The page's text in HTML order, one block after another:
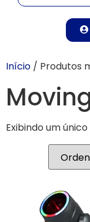
Início / Produtos
Exibindo um